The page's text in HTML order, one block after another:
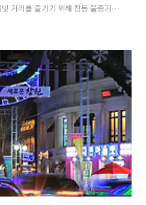
거리를 즐기기 위해 창동 불종거리
은 곳은 창동 사거리 입니다. 한때
것 같은데, 즐길 수 는 없을 것 같습
날 생각에 잠시 빠져 봅니다^^ ▼ 창
사거리 → 옛 남성동파출소 방향
상길을 거닐었습니다. 상상길은 창
니다. 23,000여명의 외국인 이름을